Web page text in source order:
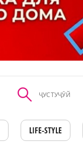
LIFE-STYLE